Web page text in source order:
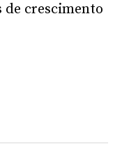
de crescimento